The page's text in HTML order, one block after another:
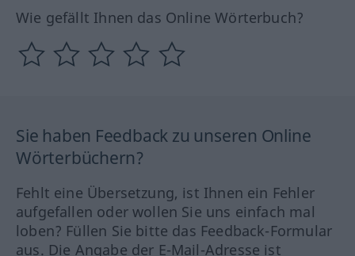
Wie gefällt Ihnen das Online Wörterbuch?
Sie haben Feedback zu unseren Online
Wörterbüchern?
Fehlt eine Übersetzung, ist Ihnen ein Fehler
aufgefallen oder wollen Sie uns einfach mal
loben? Füllen Sie bitte das Feedback-Formular
aus. Die Angabe der E-Mail-Adresse ist